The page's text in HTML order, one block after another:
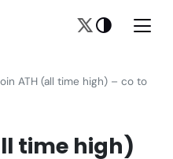
ATH (all time high) – co to
time high)